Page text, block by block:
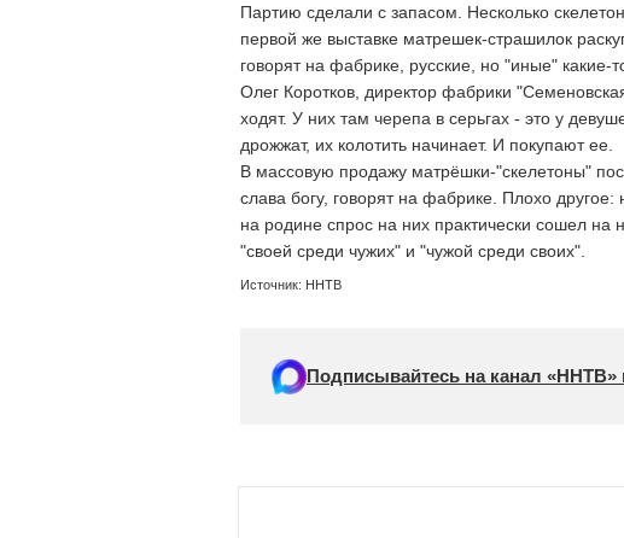
Партию сделали с запасом. Несколько
первой же выставке матрешек-страшилок
говорят на фабрике, русские, но "иные" какие-
Олег Коротков, директор фабрики
ходят. У них там черепа в серьгах - это у
дрожжат, их колотить начинает. И покупают ее.
В массовую продажу матрёшки-"скелетоны"
слава богу, говорят на фабрике. Плохо
на родине спрос на них практически сошел на
"своей среди чужих" и "чужой среди своих".
Источник: ННТВ
Подписывайтесь на канал «ННТВ»